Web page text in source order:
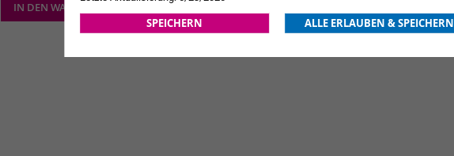
IN DEN WARENKORB
WUNSCHLISTE
SPEICHERN ALLE ERLAUBEN & SPEICHERN